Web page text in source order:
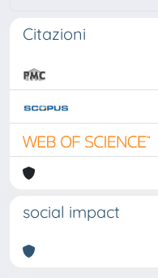
Citazioni
social impact